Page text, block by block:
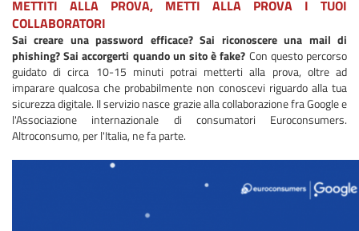
METTITI ALLA PROVA, METTI ALLA PROVA I TUOI
COLLABORATORI
Sai creare una password efficace? Sai riconoscere una mail di
phishing? Sai accorgerti quando un sito è fake? Con questo percorso
guidato di circa 10-15 minuti potrai metterti alla prova, oltre ad
imparare qualcosa che probabilmente non conoscevi riguardo alla tua
sicurezza digitale. Il servizio nasce grazie alla collaborazione fra Google e
l'Associazione internazionale di consumatori Euroconsumers.
Altroconsumo, per l'Italia, ne fa parte.